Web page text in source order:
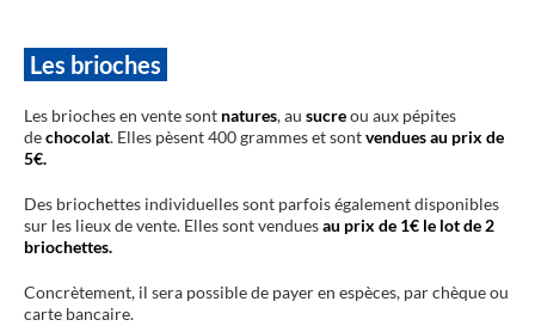
Les brioches
Les brioches en vente sont natures, au sucreou aux pépites
dechocolat. Elles pèsent 400 grammes et sontvendues au prix de
5€.
Des briochettes individuelles sont parfois également disponibles
sur les lieux de vente. Elles sont venduesau prix de 1€ le lot de 2
briochettes.
Concrètement, il sera possible de payer en espèces, par chèque ou
carte bancaire.